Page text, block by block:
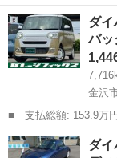
名： ダイハツ ■ 車
年付 バッテリー新
Ｂ アイドリングス...
石川 金沢市
ダ
バ
金沢
■ 支払総額: 153.9万円 ■ 車両本体価格： 1,446,000 円 ■ メーカ
ー名： ダイハツ ■
名： ストライプス
石川 金沢市
ダイ